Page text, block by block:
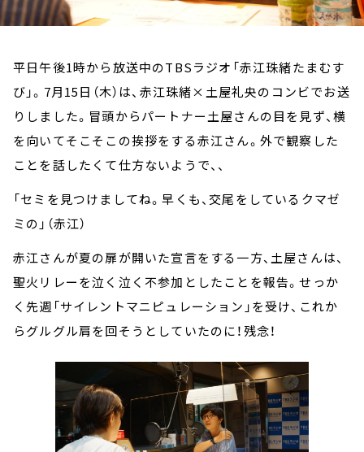
平日午後1時から放送中のTBSラジオ「赤江珠緒たまむす
び」。7月15日（木）は、赤江珠緒×土屋礼央のコンビでお送
りしました。冒頭からパートナー土屋さんの目を見ず、横
を向いてそこそこの挨拶をする赤江さん。外で観察した
ことを話したくて仕方ないようで、、
「セミを見つけましてね。早くも、交尾をしているクマゼ
ミの」（赤江）
赤江さんが夏の扉が開いた宣言をする一方、土屋さんは、
聖火リレーを泣く泣く不参加としたことを報告。せっか
く先週「サイレントマニピュレーション」を受け、これか
らグルグル肩を回そうとしていたのに！残念！